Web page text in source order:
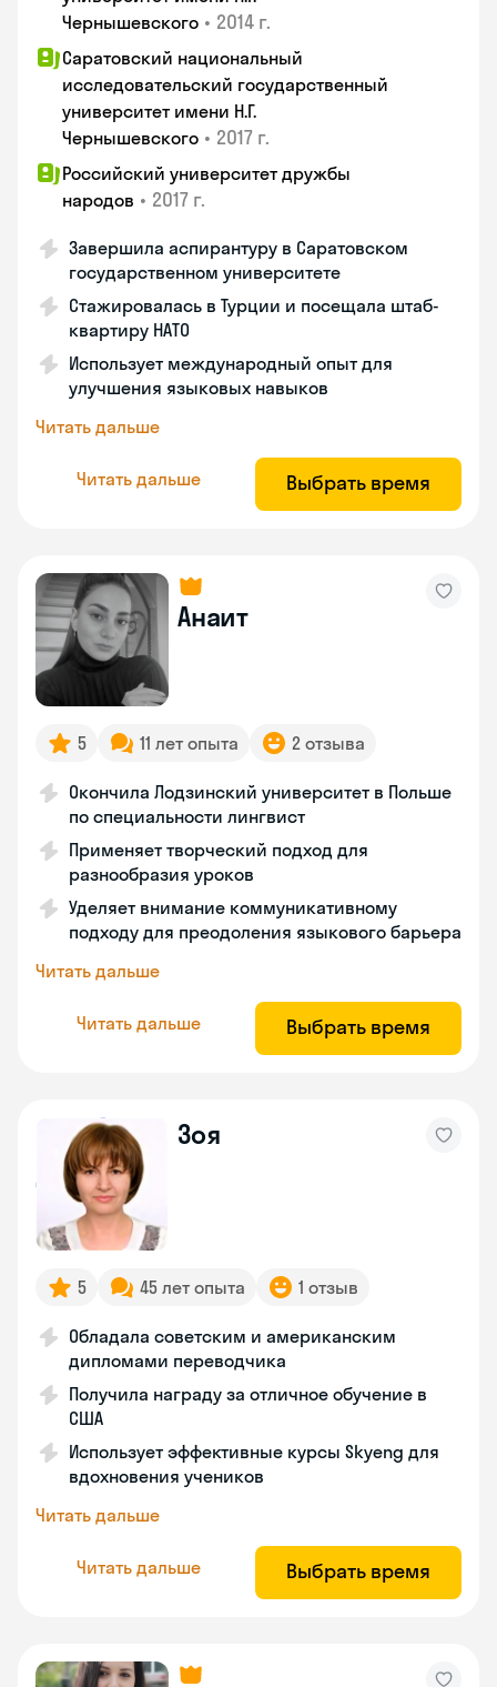
Чернышевского • 2014 г.
Саратовский национальный
исследовательский государственный
университет имени Н.Г.
Чернышевского • 2017 г.
Российский университет дружбы
народов • 2017 г.
Завершила аспирантуру в Саратовском
государственном университете
Стажировалась в Турции и посещала штаб-
квартиру НАТО
Использует международный опыт для
улучшения языковых навыков
Читать дальше
Читать дальше Выбрать время
Анаит
5 11 лет опыта 2 отзыва
Окончила Лодзинский университет в Польше
по специальности лингвист
Применяет творческий подход для
разнообразия уроков
Уделяет внимание коммуникативному
подходу для преодоления языкового барьера
Читать дальше
Читать дальше Выбрать время
Зоя
5 45 лет опыта 1 отзыв
Обладала советским и американским
дипломами переводчика
Получила награду за отличное обучение в
США
Использует эффективные курсы Skyeng для
вдохновения учеников
Читать дальше
Читать дальше Выбрать время